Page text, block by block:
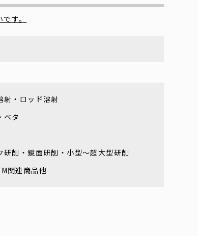
す。
射・ロッド溶射
ベタ
削・鏡面研削・小型～超大型研削
関連商品他